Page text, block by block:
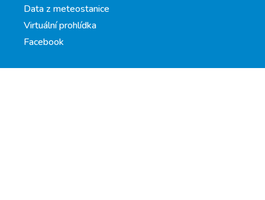
Data z meteostanice
Virtuální prohlídka
Facebook